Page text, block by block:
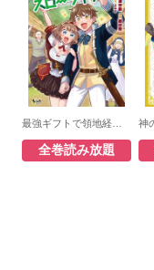
全巻読み放題